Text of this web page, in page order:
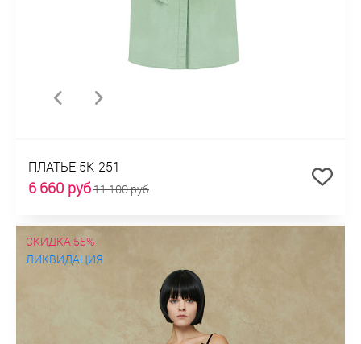
ПЛАТЬЕ 5К-251
6 660 руб11 100 руб
СКИДКА 55%
ЛИКВИДАЦИЯ